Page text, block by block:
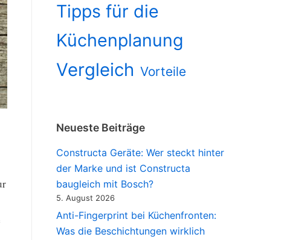
Tipps für die
Küchenplanung
Vergleich Vorteile
Neueste Beiträge
Constructa Geräte: Wer steckt hinter
der Marke und ist Constructa
baugleich mit Bosch?
5. August 2026
Anti-Fingerprint bei Küchenfronten:
Was die Beschichtungen wirklich